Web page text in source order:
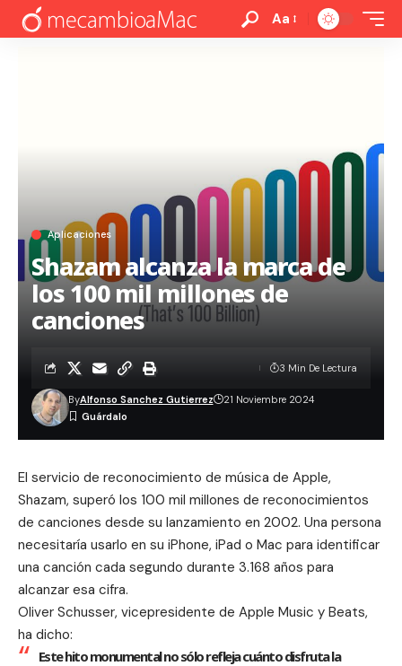
Aa
Aplicaciones
Shazam alcanza la marca de
los 100 mil millones de
canciones
ByAlfonso Sanchez Gutierrez 21 Noviembre 2024
3 Min De Lectura
El servicio de reconocimiento de música de Apple,
Shazam, superó los 100 mil millones de reconocimientos
de canciones desde su lanzamiento en 2002. Una persona
necesitaría usarlo en su iPhone, iPad o Mac para identificar
una canción cada segundo durante 3.168 años para
alcanzar esa cifra.
Oliver Schusser, vicepresidente de Apple Music y Beats,
ha dicho:
Este hito monumental no sólo refleja cuánto disfruta la